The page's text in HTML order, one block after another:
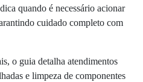
quando é necessário acionar
cuidado completo com
o guia detalha atendimentos
e limpeza de componentes